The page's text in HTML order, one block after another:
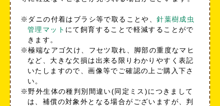
※ダニの付着はブラシ等で取ることや、針葉樹成虫
管理マット にて飼育することで軽減することがで
きます。
※極端なアゴ欠け、フセツ取れ、脚部の重度なマヒ
など、大きな欠損は出来る限りわかりやすく表記
いたしますので、画像等でご確認の上ご購入下さ
い。
※野外生体の種判別間違い(同定ミス)につきまして
は、補償の対象外となる場合がございますが、判